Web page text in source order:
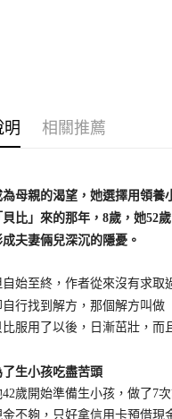
明 相關推薦
為母親的渴望，她選擇用領養
」來的那年，8歲，她52歲
妻倆兒深沉的隱憂。
至終，作者從來沒有求取
找到解方，那個解方叫做
用了以後，日漸茁壯，而
小孩吃盡苦頭
開始準備生小孩，做了7次
金不夠，只好拿信用卡預借現